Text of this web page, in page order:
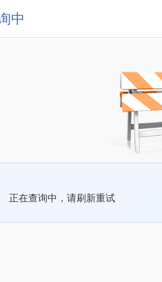
中
正在查询中，请刷新重试